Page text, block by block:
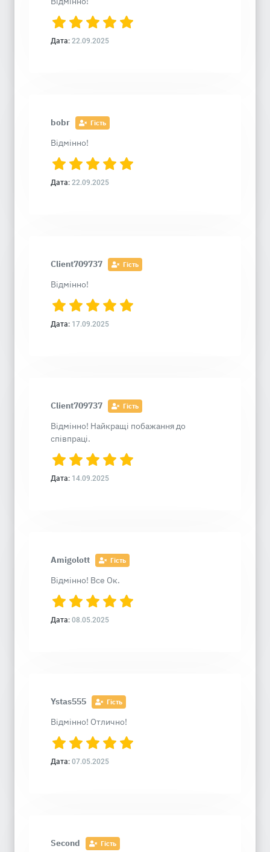
Дата: 22.09.2025
bobr Гість
Відмінно!
Дата: 22.09.2025
Client709737 Гість
Відмінно!
Дата: 17.09.2025
Client709737 Гість
Відмінно! Найкращі побажання до
співпраці.
Дата: 14.09.2025
Amigolott Гість
Відмінно! Все Ок.
Дата: 08.05.2025
Ystas555 Гість
Відмінно! Отлично!
Дата: 07.05.2025
Second Гість